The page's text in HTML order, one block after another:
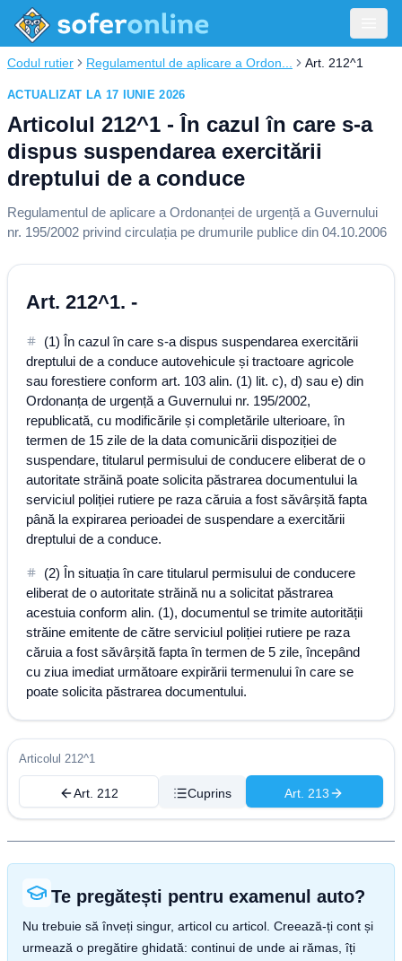
Codul rutier Regulamentul de aplicare a Ordon... Art. 212^1
ACTUALIZAT LA 17 IUNIE 2026
Articolul 212^1 - În cazul în care s-a
dispus suspendarea exercitării
dreptului de a conduce
Regulamentul de aplicare a Ordonanței de urgență a Guvernului
nr. 195/2002 privind circulația pe drumurile publice din 04.10.2006
Art. 212^1. -
(1) În cazul în care s-a dispus suspendarea exercitării
dreptului de a conduce autovehicule și tractoare agricole
sau forestiere conform art. 103 alin. (1) lit. c), d) sau e) din
Ordonanța de urgență a Guvernului nr. 195/2002,
republicată, cu modificările și completările ulterioare, în
termen de 15 zile de la data comunicării dispoziției de
suspendare, titularul permisului de conducere eliberat de o
autoritate străină poate solicita păstrarea documentului la
serviciul poliției rutiere pe raza căruia a fost săvârșită fapta
până la expirarea perioadei de suspendare a exercitării
dreptului de a conduce.
(2) În situația în care titularul permisului de conducere
eliberat de o autoritate străină nu a solicitat păstrarea
acestuia conform alin. (1), documentul se trimite autorității
străine emitente de către serviciul poliției rutiere pe raza
căruia a fost săvârșită fapta în termen de 5 zile, începând
cu ziua imediat următoare expirării termenului în care se
poate solicita păstrarea documentului.
Articolul 212^1
Art. 212 Cuprins Art. 213
Te pregătești pentru examenul auto?
Nu trebuie să înveți singur, articol cu articol. Creează-ți cont și
urmează o pregătire ghidată: continui de unde ai rămas, îți